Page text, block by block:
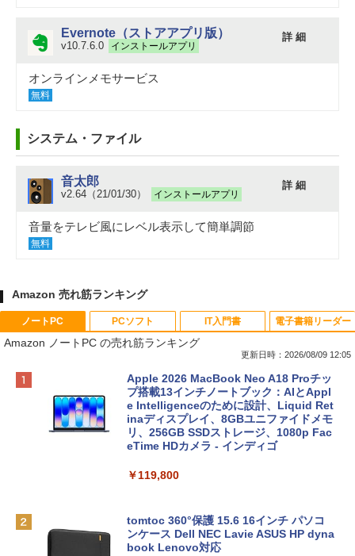
Evernote（ストアアプリ版）
v10.7.6.0 インストールアプリ
詳 細
オンラインメモサービス
無料
システム・ファイル
音太郎
v2.64（21/01/30） インストールアプリ
詳 細
音量をテレビ風にレベル表示して簡単調節
無料
Amazon 売れ筋ランキング
ノートPC
Amazon ノートPC の売れ筋ランキング
更新日時：2026/08/09 12:05
Apple 2026 MacBook Neo A18 Proチッ
プ搭載13インチノートブック：AIとAppl
e Intelligenceのために設計、Liquid Ret
inaディスプレイ、8GBユニファイドメモ
リ、256GB SSDストレージ、1080p Fac
eTime HDカメラ - インディゴ
￥119,800
tomtoc 360°保護 15.6 16インチ パソコ
ンケース Dell NEC Lavie ASUS HP dyna
book Lenovo対応
PCソフト IT入門書 電子書籍リーダー